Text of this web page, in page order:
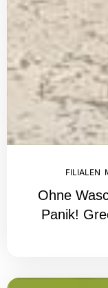
FILIALEN
Ohne
Panik!